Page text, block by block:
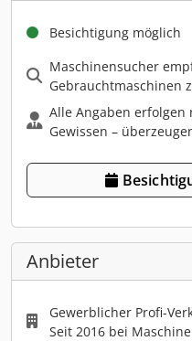
Besichtigung möglich
Maschinensucher
Gebrauchtmaschinen
Alle Angaben erfolgen
Gewissen –
Anbieter
Gewerblicher Profi-
Seit 2016 bei